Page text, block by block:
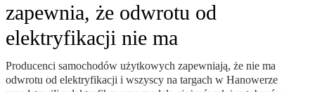
zapewnia, że odwrotu od
elektryfikacji nie ma
Producenci samochodów użytkowych zapewniają, że nie ma
odwrotu od elektryfikacji i wszyscy na targach w Hanowerze